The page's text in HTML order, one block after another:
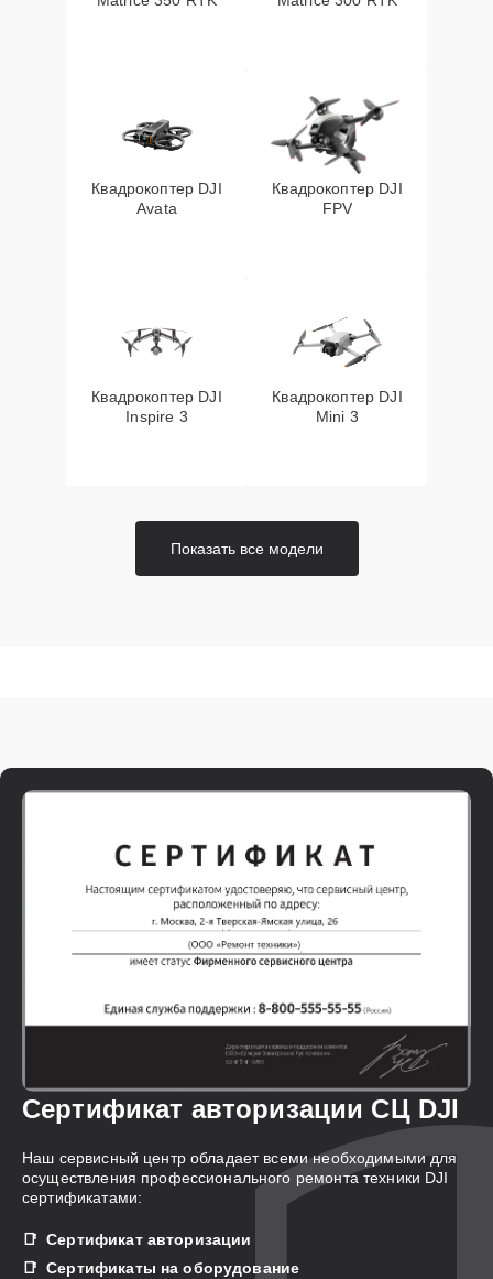
Квадрокоптер DJI
Avata
Квадрокоптер DJI
FPV
Квадрокоптер DJI
Inspire 3
Квадрокоптер DJI
Mini 3
Показать все модели
Сертификат авторизации СЦ DJI
Наш сервисный центр обладает всеми необходимыми для
осуществления профессионального ремонта техники DJI
сертификатами:
Сертификат авторизации
Сертификаты на оборудование